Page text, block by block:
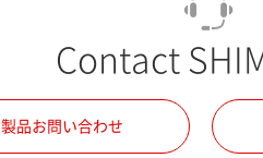
Contact
製品お問い合わせ